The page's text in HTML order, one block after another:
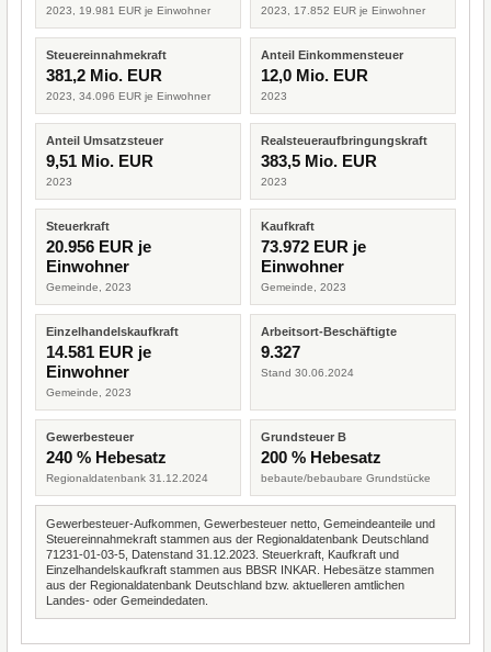
2023, 19.981 EUR je Einwohner 2023, 17.852 EUR je Einwohner
Steuereinnahmekraft
381,2 Mio. EUR
2023, 34.096 EUR je Einwohner
Anteil Einkommensteuer
12,0 Mio. EUR
2023
Anteil Umsatzsteuer
9,51 Mio. EUR
2023
Realsteueraufbringungskraft
383,5 Mio. EUR
2023
Steuerkraft
20.956 EUR je
Einwohner
Gemeinde, 2023
Kaufkraft
73.972 EUR je
Einwohner
Gemeinde, 2023
Einzelhandelskaufkraft
14.581 EUR je
Einwohner
Gemeinde, 2023
Arbeitsort-Beschäftigte
9.327
Stand 30.06.2024
Gewerbesteuer
240 % Hebesatz
Regionaldatenbank 31.12.2024
Grundsteuer B
200 % Hebesatz
bebaute/bebaubare Grundstücke
Gewerbesteuer-Aufkommen, Gewerbesteuer netto, Gemeindeanteile und
Steuereinnahmekraft stammen aus der Regionaldatenbank Deutschland
71231-01-03-5, Datenstand 31.12.2023. Steuerkraft, Kaufkraft und
Einzelhandelskaufkraft stammen aus BBSR INKAR. Hebesätze stammen
aus der Regionaldatenbank Deutschland bzw. aktuelleren amtlichen
Landes- oder Gemeindedaten.